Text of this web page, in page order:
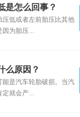
是怎么回事？
压低或者左前胎压比其他
因为胎压...
么原因？
是汽车轮胎破损。当汽
定就会产...